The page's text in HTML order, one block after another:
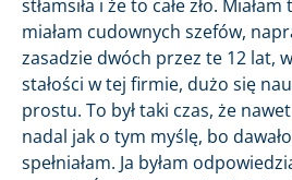
stłamsiła i że to całe zło.
miałam cudownych szefów,
zasadzie dwóch przez te 12 lat,
stałości w tej firmie, dużo się
prostu. To był taki czas, że
nadal jak o tym myślę, bo
spełniałam. Ja byłam